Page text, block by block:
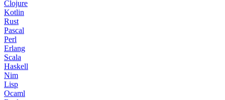
Clojure
Kotlin
Rust
Pascal
Perl
Erlang
Scala
Haskell
Nim
Lisp
Ocaml